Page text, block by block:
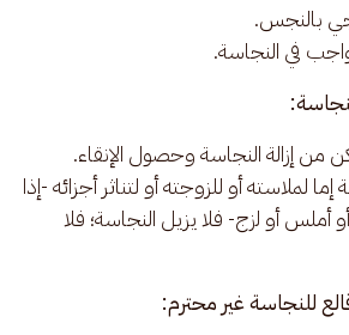
بالنجس.
في النجاسة.
من إزالة النجاسة وحصول الإنقاء.
لملاسته أو للزوجته أو لتناثر أجزائه -إذا
أو أملس أو لزج- فلا يزيل النجاسة؛ فلا
للنجاسة غير محترم: